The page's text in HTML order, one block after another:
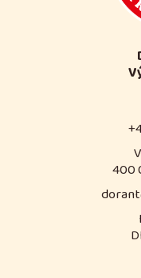
400